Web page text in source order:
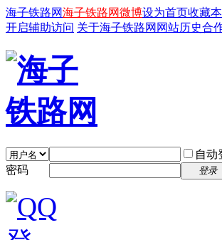
海子铁路网海子铁路网微博设为首页收藏
开启辅助访问 关于海子铁路网 网站历史合
自动
密码
登录